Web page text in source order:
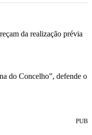
da realização prévia
do Concelho”, defende o
PUB